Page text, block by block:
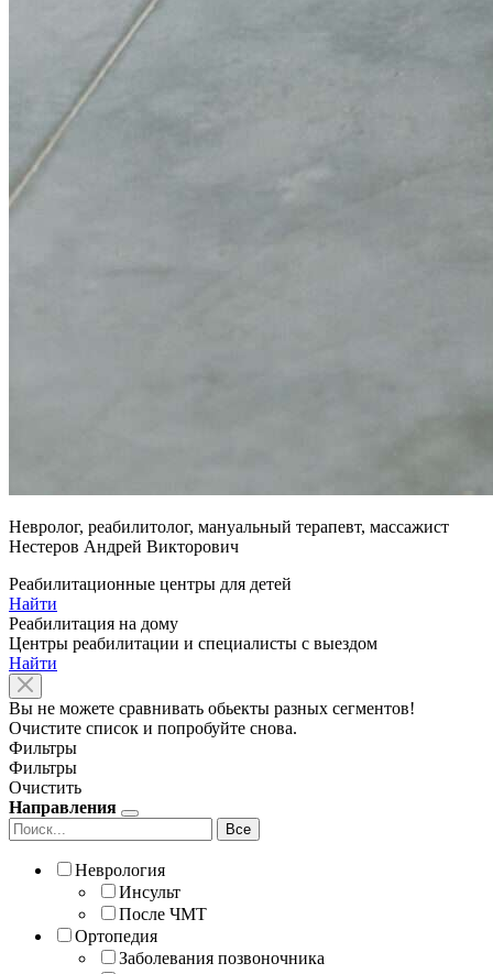
Невролог, реабилитолог, мануальный терапевт, массажист
Нестеров Андрей Викторович
Реабилитационные центры для детей
Найти
Реабилитация на дому
Центры реабилитации и специалисты с выездом
Найти
Вы не можете сравнивать обьекты разных сегментов!
Очистите список и попробуйте снова.
Фильтры
Фильтры
Очистить
Направления
Все
Неврология
Инсульт
После ЧМТ
Ортопедия
Заболевания позвоночника